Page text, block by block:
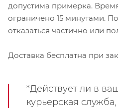
допустима примерка.
ограничено 15 минутами.
отказаться частично или
Доставка бесплатна при
*Действует ли в
курьерская